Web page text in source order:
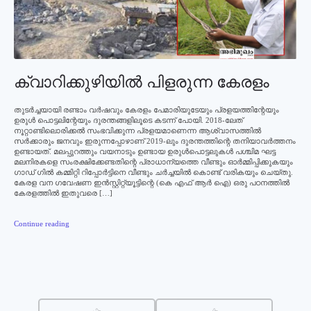
ക്വാറിക്കുഴിയില്‍ പിളരുന്ന കേരളം
തുടര്‍ച്ചയായി രണ്ടാം വര്‍ഷവും കേരളം പേമാരിയുടേയും പ്രളയത്തിന്റേയും
ഉരുള്‍ പൊട്ടലിന്റേയും ദുരന്തങ്ങളിലൂടെ കടന്ന് പോയി. 2018-ലേത്
നൂറ്റാണ്ടിലൊരിക്കല്‍ സംഭവിക്കുന്ന പ്രളയമാണെന്ന ആശ്വാസത്തില്‍
സര്‍ക്കാരും ജനവും ഇരുന്നപ്പോഴാണ് 2019-ലും ദുരന്തത്തിന്റെ തനിയാവര്‍ത്തനം
ഉണ്ടായത്. മലപ്പുറത്തും വയനാടും ഉണ്ടായ ഉരുള്‍പൊട്ടലുകള്‍ പശ്ചിമ ഘട്ട
മലനിരകളെ സംരക്ഷിക്കേണ്ടതിന്റെ പ്രാധാന്യത്തെ വീണ്ടും ഓര്‍മ്മിപ്പിക്കുകയും
ഗാഡ് ഗില്‍ കമ്മിറ്റി റിപ്പോര്‍ട്ടിനെ വീണ്ടും ചര്‍ച്ചയില്‍ കൊണ്ട് വരികയും ചെയ്തു.
കേരള വന ഗവേഷണ ഇന്‍സ്റ്റിറ്റ്യൂട്ടിന്റെ (കെ എഫ് ആര്‍ ഐ) ഒരു പഠനത്തില്‍
കേരളത്തില്‍ ഇതുവരെ […]
Continue reading